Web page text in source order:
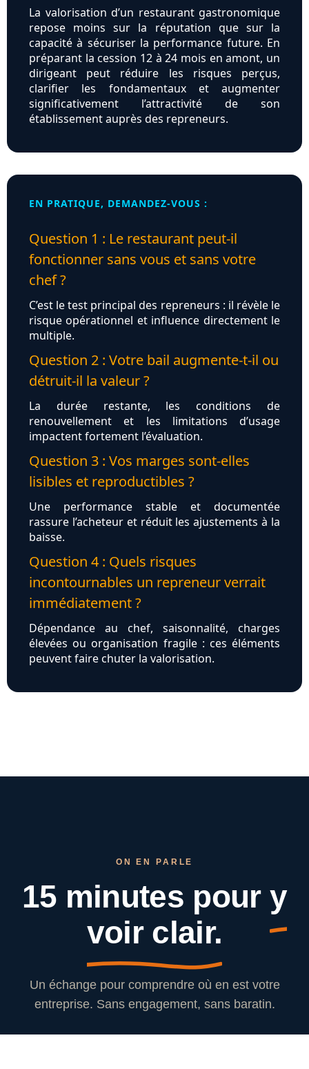
La valorisation d’un restaurant gastronomique
repose moins sur la réputation que sur la
capacité à sécuriser la performance future. En
préparant la cession 12 à 24 mois en amont, un
dirigeant peut réduire les risques perçus,
clarifier les fondamentaux et augmenter
significativement l’attractivité de son
établissement auprès des repreneurs.
EN PRATIQUE, DEMANDEZ-VOUS :
Question 1 : Le restaurant peut-il
fonctionner sans vous et sans votre
chef ?
C’est le test principal des repreneurs : il révèle le
risque opérationnel et influence directement le
multiple.
Question 2 : Votre bail augmente-t-il ou
détruit-il la valeur ?
La durée restante, les conditions de
renouvellement et les limitations d’usage
impactent fortement l’évaluation.
Question 3 : Vos marges sont-elles
lisibles et reproductibles ?
Une performance stable et documentée
rassure l’acheteur et réduit les ajustements à la
baisse.
Question 4 : Quels risques
incontournables un repreneur verrait
immédiatement ?
Dépendance au chef, saisonnalité, charges
élevées ou organisation fragile : ces éléments
peuvent faire chuter la valorisation.
ON EN PARLE
15 minutes pour y
voir clair.
Un échange pour comprendre où en est votre
entreprise. Sans engagement, sans baratin.